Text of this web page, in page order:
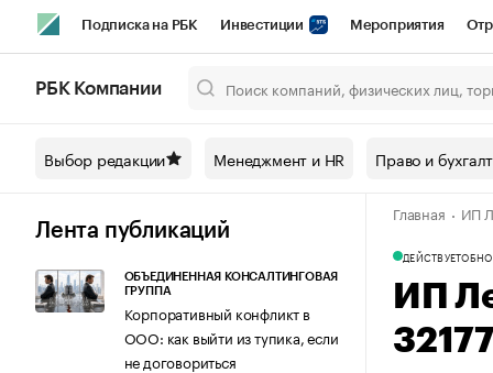
Подписка на РБК Инвестиции Мероприятия
Спецпроекты СПб Конференции СПб Спецпроекты
Технологии и медиа Рынок наличной
РБК Компании
Выбор редакции Менеджмент и HR Право и
Лента публикаций
ОБЪЕДИНЕННАЯ КОНСАЛТИНГОВАЯ
ГРУППА
Корпоративный конфликт в
ООО: как выйти из тупика, если
не договориться
Главная ИП
ДЕЙСТВУЕТ
ИП